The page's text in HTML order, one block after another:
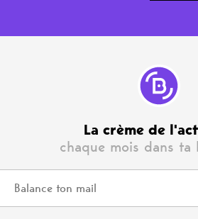
La crème de
chaque mois dans ta